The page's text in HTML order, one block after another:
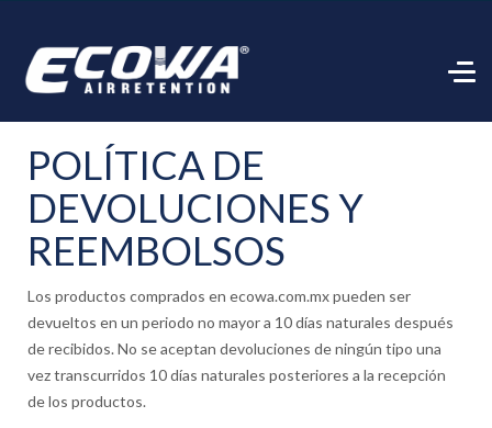
POLÍTICA DE
DEVOLUCIONES Y
REEMBOLSOS
Los productos comprados en ecowa.com.mx pueden ser
devueltos en un periodo no mayor a 10 días naturales después
de recibidos. No se aceptan devoluciones de ningún tipo una
vez transcurridos 10 días naturales posteriores a la recepción
de los productos.